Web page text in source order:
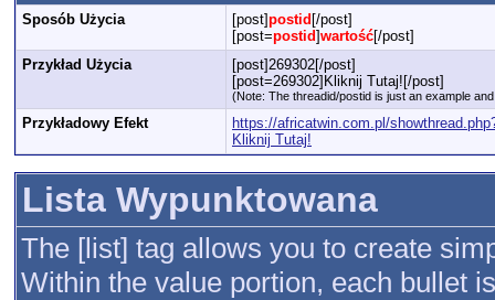
Sposób Użycia [post]postid [/post]
[post=postid]wartość[/post]
Przykład Użycia
[post]269302[/post]
[post=269302]Kliknij Tutaj![/post]
(Note: The threadid/postid is just an example
Przykładowy Efekt
https://africatwin.com.pl/
Kliknij Tutaj!
Lista Wypunktowana
The [list] tag allows you to create
Within the value portion, each bullet